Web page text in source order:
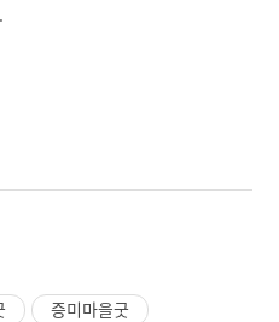
증미마을굿